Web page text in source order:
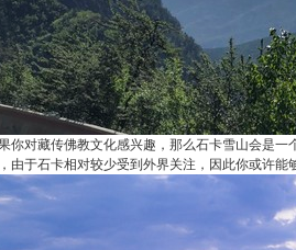
你对藏传佛教文化感兴趣，那么石卡雪山会是
由于石卡相对较少受到外界关注，因此你或许能